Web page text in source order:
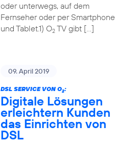
oder unterwegs, auf dem
Fernseher oder per Smartphone
und Tablet.1) O2TV gibt […]
09. April 2019
DSL SERVICE VON O2:
Digitale Lösungen
erleichtern Kunden
das Einrichten von
DSL